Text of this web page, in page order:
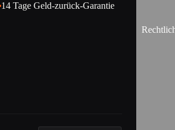
14 Tage Geld-zurück-Garantie